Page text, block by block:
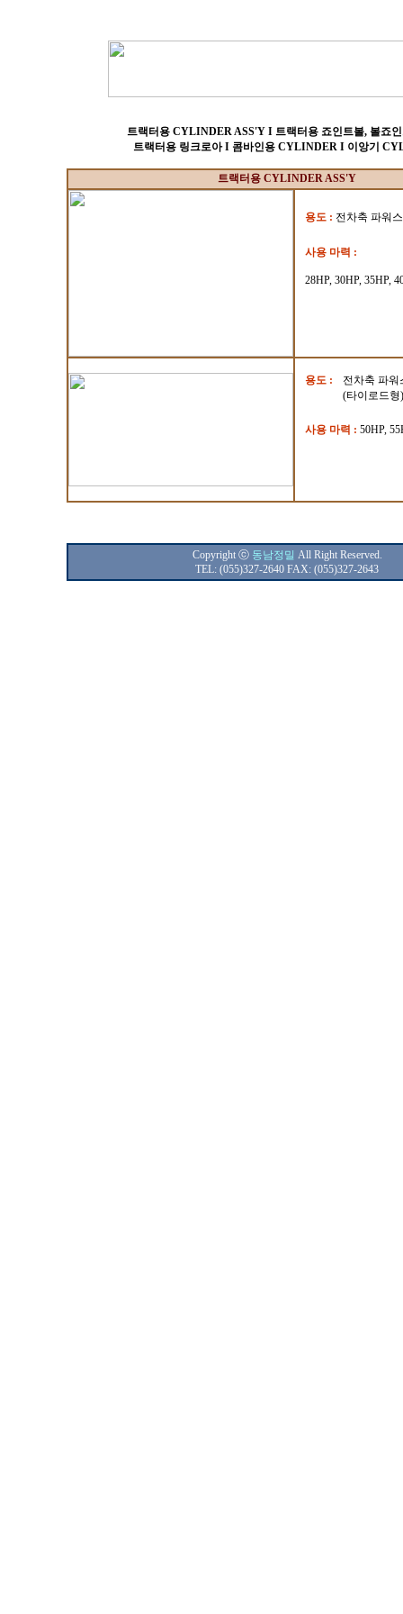
트랙터용 CYLINDER ASS'Y I 트랙터용 죠인트볼, 볼죠
트랙터용 링크로아 I 콤바인용 CYLINDER I 이앙기
트랙터용 CYLINDER ASS'Y
용도 : 전차축 파워
사용 마력 :
28HP, 30HP, 35HP,
용도 :
전차축 파워
(타이로드형)
사용 마력 : 50HP,
Copyright ⓒ 동남정밀 All Right Reserved.
TEL: (055)327-2640 FAX: (055)327-2643